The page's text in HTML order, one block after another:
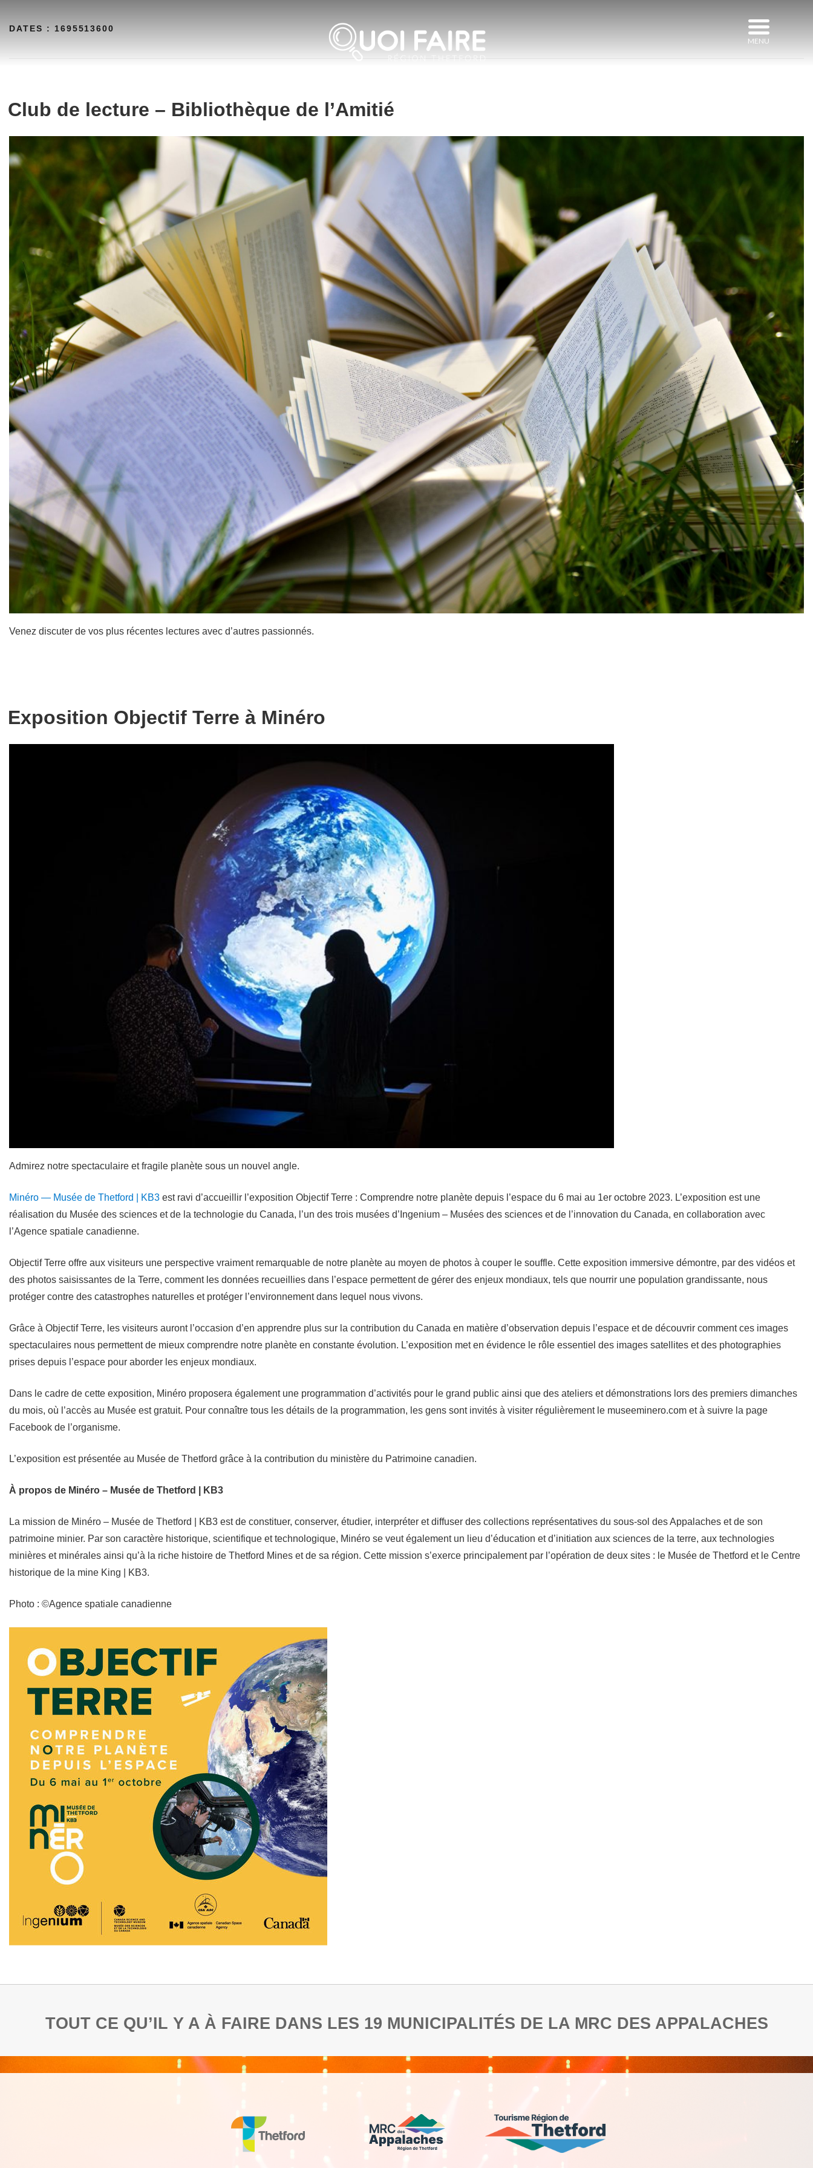
contenu
DATES : 1695513600
Club de lecture – Bibliothèque de l’Amitié
Venez discuter de vos plus récentes lectures avec d’autres passionnés.
Exposition Objectif Terre à Minéro
Admirez notre spectaculaire et fragile planète sous un nouvel angle.
Minéro — Musée de Thetford | KB3 est ravi d’accueillir l’exposition Objectif Terre : Comprendre notre planète depuis l’espace du 6 mai au 1er octobre 2023. L’exposition est une
réalisation du Musée des sciences et de la technologie du Canada, l’un des trois musées d’Ingenium – Musées des sciences et de l’innovation du Canada, en collaboration avec
l’Agence spatiale canadienne.
Objectif Terre offre aux visiteurs une perspective vraiment remarquable de notre planète au moyen de photos à couper le souffle. Cette exposition immersive démontre, par des vidéos et
des photos saisissantes de la Terre, comment les données recueillies dans l’espace permettent de gérer des enjeux mondiaux, tels que nourrir une population grandissante, nous
protéger contre des catastrophes naturelles et protéger l’environnement dans lequel nous vivons.
Grâce à Objectif Terre, les visiteurs auront l’occasion d’en apprendre plus sur la contribution du Canada en matière d’observation depuis l’espace et de découvrir comment ces images
spectaculaires nous permettent de mieux comprendre notre planète en constante évolution. L’exposition met en évidence le rôle essentiel des images satellites et des photographies
prises depuis l’espace pour aborder les enjeux mondiaux.
Dans le cadre de cette exposition, Minéro proposera également une programmation d’activités pour le grand public ainsi que des ateliers et démonstrations lors des premiers dimanches
du mois, où l’accès au Musée est gratuit. Pour connaître tous les détails de la programmation, les gens sont invités à visiter régulièrement le museeminero.com et à suivre la page
Facebook de l’organisme.
L’exposition est présentée au Musée de Thetford grâce à la contribution du ministère du Patrimoine canadien.
À propos de Minéro – Musée de Thetford | KB3
La mission de Minéro – Musée de Thetford | KB3 est de constituer, conserver, étudier, interpréter et diffuser des collections représentatives du sous-sol des Appalaches et de son
patrimoine minier. Par son caractère historique, scientifique et technologique, Minéro se veut également un lieu d’éducation et d’initiation aux sciences de la terre, aux technologies
minières et minérales ainsi qu’à la riche histoire de Thetford Mines et de sa région. Cette mission s’exerce principalement par l’opération de deux sites : le Musée de Thetford et le Centre
historique de la mine King | KB3.
Photo : ©Agence spatiale canadienne
TOUT CE QU’IL Y A À FAIRE DANS LES 19 MUNICIPALITÉS DE LA MRC DES APPALACHES